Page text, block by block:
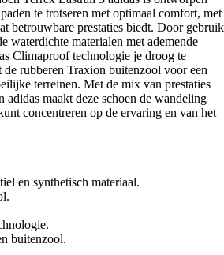
te trotseren met optimaal comfort, met
betrouwbare prestaties biedt. Door gebruik
waterdichte materialen met ademende
Climaproof technologie je droog te
rubberen Traxion buitenzool voor een
terreinen. Met de mix van prestaties
adidas maakt deze schoen de wandeling
concentreren op de ervaring en van het
en synthetisch materiaal.
buitenzool.